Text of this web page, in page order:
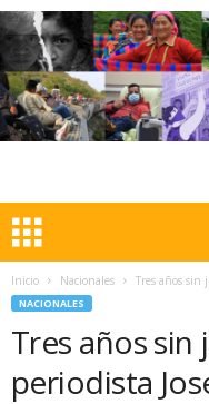
Inicio Nacionales Tres años sin
NACIONALES
Tres años sin
periodista